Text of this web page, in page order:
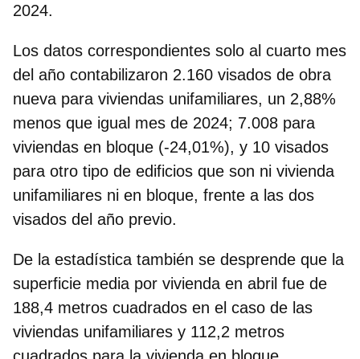
2024.
Los datos correspondientes solo al cuarto mes
del año contabilizaron 2.160 visados de obra
nueva para viviendas unifamiliares, un 2,88%
menos que igual mes de 2024; 7.008 para
viviendas en bloque (-24,01%), y 10 visados
para otro tipo de edificios que son ni vivienda
unifamiliares ni en bloque, frente a las dos
visados del año previo.
De la estadística también se desprende que la
superficie media por vivienda en abril fue de
188,4 metros cuadrados en el caso de las
viviendas unifamiliares y 112,2 metros